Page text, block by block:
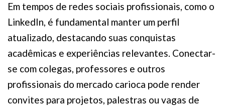
Em tempos de redes sociais profissionais, como o
LinkedIn, é fundamental manter um perfil
atualizado, destacando suas conquistas
acadêmicas e experiências relevantes. Conectar-
se com colegas, professores e outros
profissionais do mercado carioca pode render
convites para projetos, palestras ou vagas de